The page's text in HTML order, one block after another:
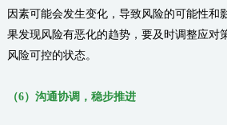
因素可能会发生变化，导致风险的可能性和
果发现风险有恶化的趋势，要及时调整应对
风险可控的状态。
（6） 沟通协调， 稳步推进